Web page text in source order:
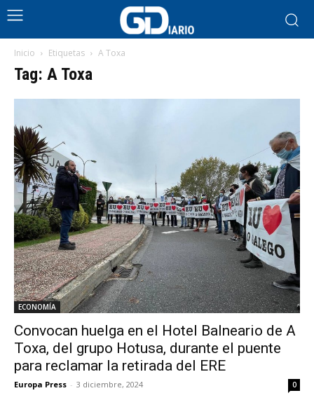
Inicio Etiquetas A Toxa
Tag: A Toxa
ECONOMÍA
Convocan huelga en el Hotel Balneario de A
Toxa, del grupo Hotusa, durante el puente
para reclamar la retirada del ERE
Europa Press - 3 diciembre, 2024 0